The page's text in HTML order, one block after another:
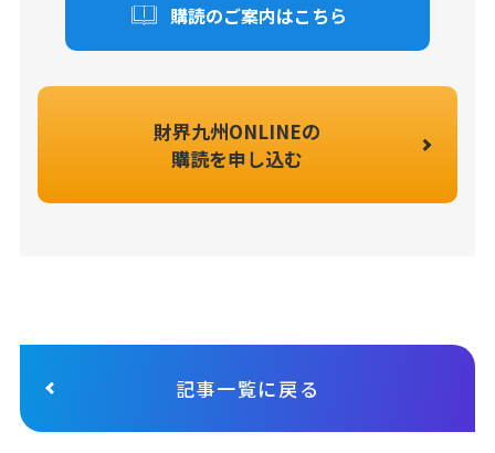
購読のご案内はこちら
財界九州ONLINEの
購読を申し込む
記事一覧に戻る